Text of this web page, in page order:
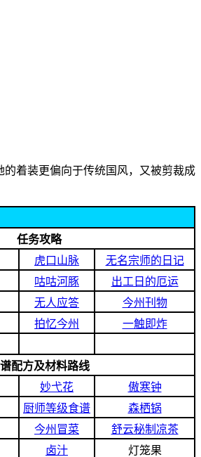
着装更偏向于传统国风，又被剪裁成
任务攻略
虎口山脉
无名宗师的日记
咕咕河豚
出工日的厄运
无人应答
今州刊物
拍忆今州
一触即炸
配方及材料路线
妙弋花
傲寒钟
厨师等级食谱
森栖锅
今州冒菜
舒云秘制凉茶
卤汁
灯笼果